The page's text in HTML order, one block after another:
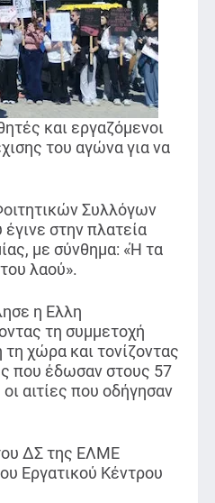
και εργαζόμενοι
του αγώνα για να
Συλλόγων
στην πλατεία
με σύνθημα: «Ή τα
λαού».
η Ελλη
τη συμμετοχή
χώρα και τονίζοντας
που έδωσαν στους 57
αιτίες που οδήγησαν
ΔΣ της ΕΛΜΕ
Εργατικού Κέντρου